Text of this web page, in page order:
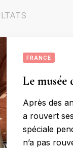
FRANCE
Le musée
Après des
a rouvert
spéciale
n’a pas